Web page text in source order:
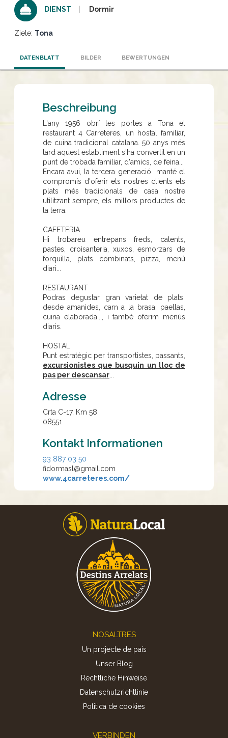
DIENST Dormir
Ziele: Tona
DATENBLATT BILDER BEWERTUNGEN
Beschreibung
L'any 1956 obrí les portes a Tona el
restaurant 4 Carreteres, un hostal familiar,
de cuina tradicional catalana. 50 anys més
tard aquest establiment s'ha convertit en un
punt de trobada familiar, d'amics, de feina...
Encara avui, la tercera generació manté el
compromís d'oferir els nostres clients els
plats més tradicionals de casa nostre
utilitzant sempre, els millors productes de
la terra.
CAFETERIA
Hi trobareu entrepans freds, calents,
pastes, croisanteria, xuxos, esmorzars de
forquilla, plats combinats, pizza, menú
diari...
RESTAURANT
Podras degustar gran varietat de plats
desde amanides, carn a la brasa, paellas,
cuina elaborada..., i també oferim menús
diaris.
HOSTAL
Punt estratègic per transportistes, passants,
excursionistes que busquin un lloc de
pas per descansar
Adresse
Crta C-17, Km 58
08551
Kontakt Informationen
93 887 03 50
fidormasl@gmail.com
www.4carreteres.com/
NOSALTRES
Un projecte de país
Unser Blog
Rechtliche Hinweise
Datenschutzrichtlinie
Politica de cookies
VERBINDEN